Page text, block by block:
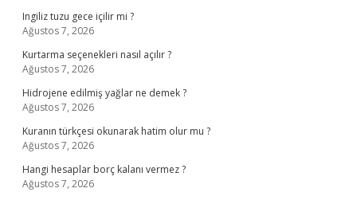
Ingiliz tuzu gece içilir mi ?
Ağustos 7, 2026
Kurtarma seçenekleri nasıl açılır ?
Ağustos 7, 2026
Hidrojene edilmiş yağlar ne demek ?
Ağustos 7, 2026
Kuranın türkçesi okunarak hatim olur mu ?
Ağustos 7, 2026
Hangi hesaplar borç kalanı vermez ?
Ağustos 7, 2026